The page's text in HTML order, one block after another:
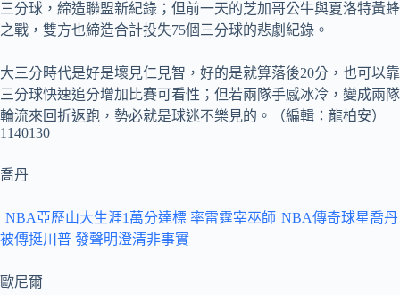
三分球，締造聯盟新紀錄；但前一天的芝加哥公牛與夏洛特黃蜂
之戰，雙方也締造合計投失75個三分球的悲劇紀錄。
大三分時代是好是壞見仁見智，好的是就算落後20分，也可以靠
三分球快速追分增加比賽可看性；但若兩隊手感冰冷，變成兩隊
輪流來回折返跑，勢必就是球迷不樂見的。（編輯：龍柏安）
1140130
喬丹
NBA亞歷山大生涯1萬分達標 率雷霆宰巫師 NBA傳奇球星喬丹
被傳挺川普 發聲明澄清非事實
歐尼爾